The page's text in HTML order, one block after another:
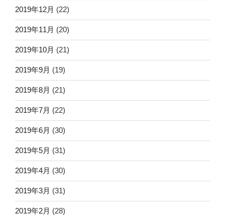
2019年12月 (22)
2019年11月 (20)
2019年10月 (21)
2019年9月 (19)
2019年8月 (21)
2019年7月 (22)
2019年6月 (30)
2019年5月 (31)
2019年4月 (30)
2019年3月 (31)
2019年2月 (28)